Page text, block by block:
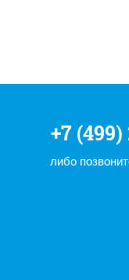
+7 (499)
либо